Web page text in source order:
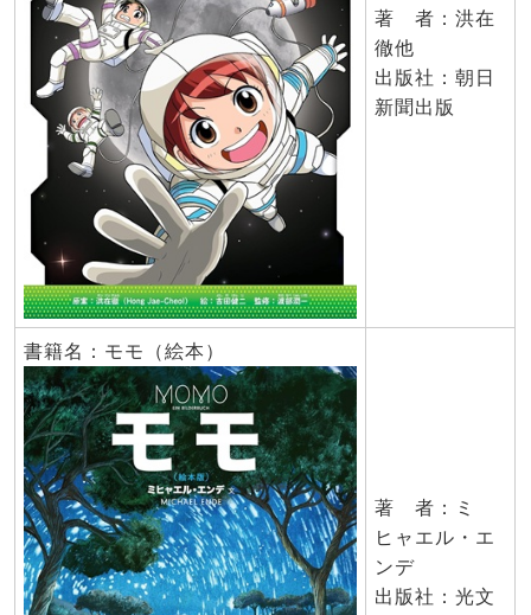
著 者：洪在
徹他
出版社：朝日
新聞出版
書籍名：モモ（絵本）
著 者：ミ
ヒャエル・エ
ンデ
出版社：光文